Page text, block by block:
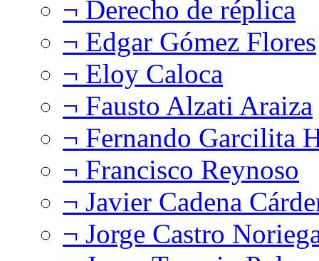
¬ Derecho de réplica
¬ Edgar Gómez Flores
¬ Eloy Caloca
¬ Fausto Alzati Araiza
¬ Fernando Garcilita
¬ Francisco Reynoso
¬ Javier Cadena
¬ Jorge Castro